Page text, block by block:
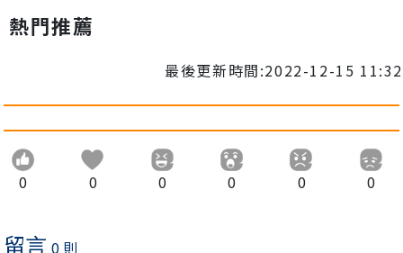
熱門推薦
最後更新時間:2022-12-15 11:32
0 0 0 0 0 0